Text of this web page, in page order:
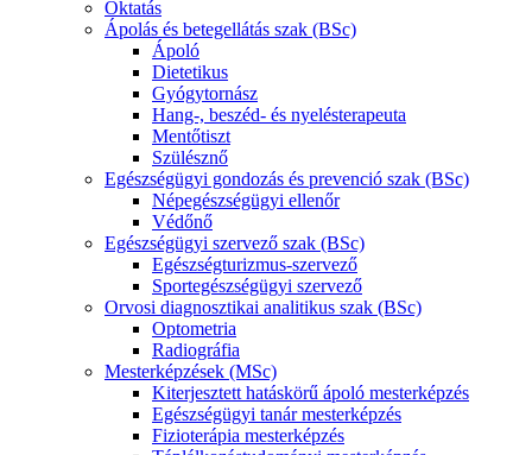
Oktatás
Ápolás és betegellátás szak (BSc)
Ápoló
Dietetikus
Gyógytornász
Hang-, beszéd- és nyelésterapeuta
Mentőtiszt
Szülésznő
Egészségügyi gondozás és prevenció szak (BSc)
Népegészségügyi ellenőr
Védőnő
Egészségügyi szervező szak (BSc)
Egészségturizmus-szervező
Sportegészségügyi szervező
Orvosi diagnosztikai analitikus szak (BSc)
Optometria
Radiográfia
Mesterképzések (MSc)
Kiterjesztett hatáskörű ápoló mesterképzés
Egészségügyi tanár mesterképzés
Fizioterápia mesterképzés